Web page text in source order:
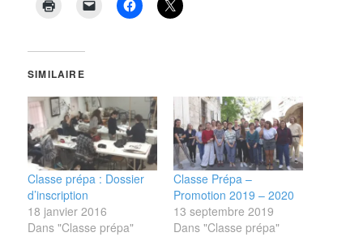
SIMILAIRE
Classe prépa : Dossier
d’inscription
18 janvier 2016
Dans "Classe prépa"
Classe Prépa –
Promotion 2019 – 2020
13 septembre 2019
Dans "Classe prépa"